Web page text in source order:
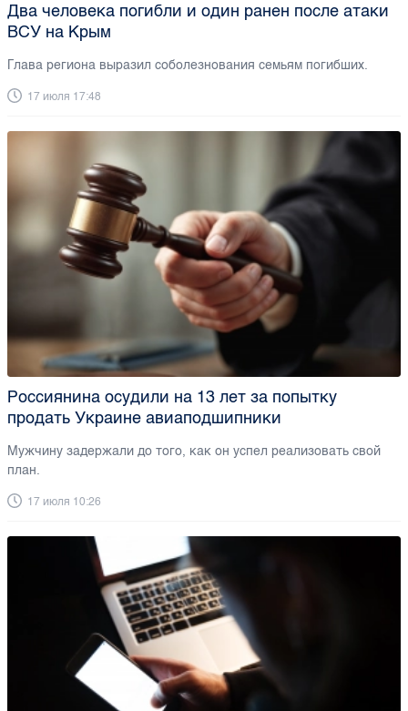
Два человека погибли и один ранен после атаки
ВСУ на Крым
Глава региона выразил соболезнования семьям погибших.
17 июля 17:48
Россиянина осудили на 13 лет за попытку
продать Украине авиаподшипники
Мужчину задержали до того, как он успел реализовать свой
план.
17 июля 10:26